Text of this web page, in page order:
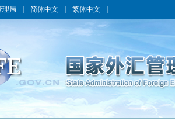
理局 简体中文 繁体中文